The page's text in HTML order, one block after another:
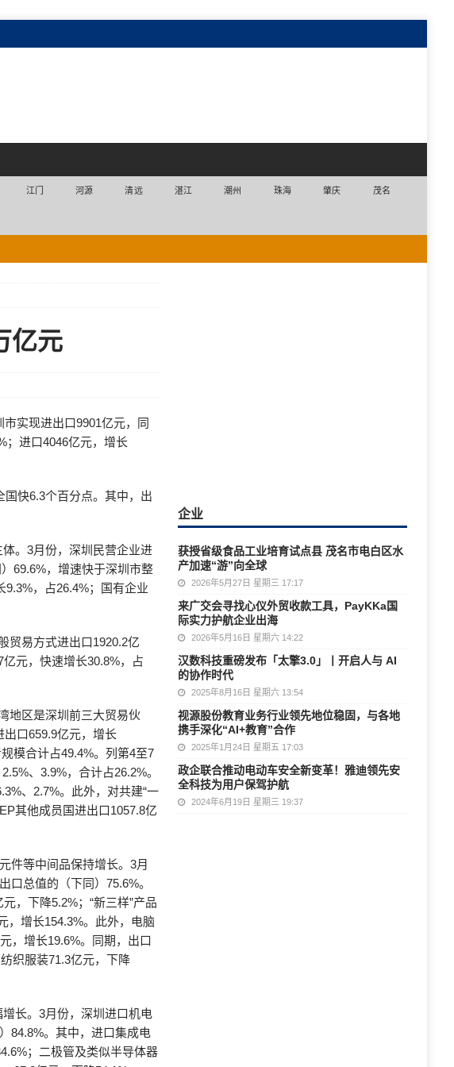
江门 河源 清远 湛江 潮州 珠海 肇庆 茂名
亿元
实现进出口9901亿元，同
；进口4046亿元，增长
快6.3个百分点。其中，出
。3月份，深圳民营企业进
69.6%，增速快于深圳市整
，占26.4%；国有企业
贸易方式进出口1920.2亿
元，快速增长30.8%，占
地区是深圳前三大贸易伙
口659.9亿元，增长
模合计占49.4%。列第4至7
、3.9%，合计占26.2%。
、2.7%。此外，对共建“一
其他成员国进出口1057.8亿
件等中间品保持增长。3月
口总值的（下同）75.6%。
，下降5.2%；“新三样”产品
，增长154.3%。此外，电脑
，增长19.6%。同期，出口
织服装71.3亿元，下降
长。3月份，深圳进口机电
84.8%。其中，进口集成电
；二极管及类似半导体器
企业
获授省级食品工业培育试点县 茂名市电白区水
产加速“游”向全球
2026年5月27日 星期三 17:17
来广交会寻找心仪外贸收款工具，PayKKa国
际实力护航企业出海
2026年5月16日 星期六 14:22
汉数科技重磅发布「太擎3.0」丨开启人与 AI
的协作时代
2025年8月16日 星期六 13:54
视源股份教育业务行业领先地位稳固，与各地
携手深化“AI+教育”合作
2025年1月24日 星期五 17:03
政企联合推动电动车安全新变革！雅迪领先安
全科技为用户保驾护航
2024年6月19日 星期三 19:37